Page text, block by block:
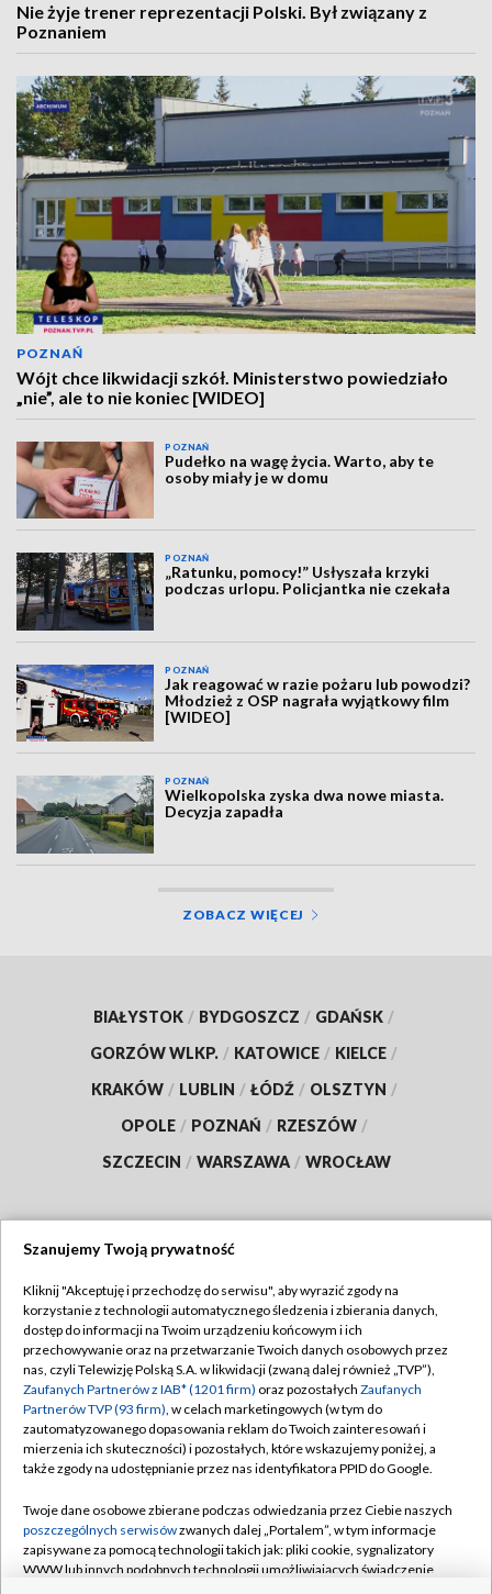
Nie żyje trener reprezentacji Polski. Był związany z
Poznaniem
POZNAŃ
Wójt chce likwidacji szkół. Ministerstwo powiedziało
„nie”, ale to nie koniec [WIDEO]
POZNAŃ
Pudełko na wagę życia. Warto, aby te
osoby miały je w domu
POZNAŃ
„Ratunku, pomocy!” Usłyszała krzyki
podczas urlopu. Policjantka nie czekała
POZNAŃ
Jak reagować w razie pożaru lub powodzi?
Młodzież z OSP nagrała wyjątkowy film
[WIDEO]
POZNAŃ
Wielkopolska zyska dwa nowe miasta.
Decyzja zapadła
ZOBACZ WIĘCEJ
BIAŁYSTOK / BYDGOSZCZ / GDAŃSK /
GORZÓW WLKP. / KATOWICE / KIELCE /
KRAKÓW / LUBLIN / ŁÓDŹ / OLSZTYN /
OPOLE / POZNAŃ / RZESZÓW /
SZCZECIN / WARSZAWA / WROCŁAW
TVP
Abonament TVP
Emisja w TVP
Centrum informacji TVP
Naziemna Telewizja Cyfrowa
Rada Programowa
System NOS
Regulamin TVP
Polityka prywatności
Moje zgody
Pomoc
Kontakt
Szanujemy Twoją prywatność
Kliknij "Akceptuję i przechodzę do serwisu", aby wyrazić zgody na
korzystanie z technologii automatycznego śledzenia i zbierania danych,
dostęp do informacji na Twoim urządzeniu końcowym i ich
przechowywanie oraz na przetwarzanie Twoich danych osobowych przez
nas, czyli Telewizję Polską S.A. w likwidacji (zwaną dalej również „TVP”),
Zaufanych Partnerów z IAB* (1201 firm) oraz pozostałych Zaufanych
Partnerów TVP (93 firm), w celach marketingowych (w tym do
zautomatyzowanego dopasowania reklam do Twoich zainteresowań i
mierzenia ich skuteczności) i pozostałych, które wskazujemy poniżej, a
także zgody na udostępnianie przez nas identyfikatora PPID do Google.
Twoje dane osobowe zbierane podczas odwiedzania przez Ciebie naszych
poszczególnych serwisówzwanych dalej „Portalem”, w tym informacje
zapisywane za pomocą technologii takich jak: pliki cookie, sygnalizatory
WWW lub innych podobnych technologii umożliwiających świadczenie